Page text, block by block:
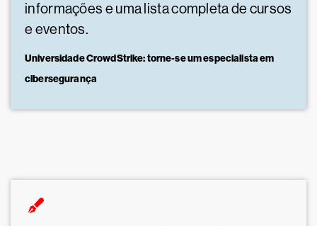
informações e uma lista completa de cursos
e eventos.
Universidade CrowdStrike: torne-se um especialista em
cibersegurança